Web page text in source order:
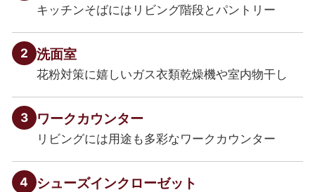
キッチンそばにはリビング階段とパントリー
2 洗面室
花粉対策に嬉しいガス衣類乾燥機や室内物干し
3 ワークカウンター
リビングには用途も多彩なワークカウンター
4 シューズインクローゼット